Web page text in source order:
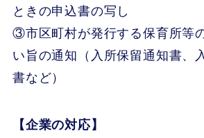
ときの申込書の写し
③市区町村が発行する保育所等
い旨の通知（入所保留通知書、
書など）
【企業の対応】